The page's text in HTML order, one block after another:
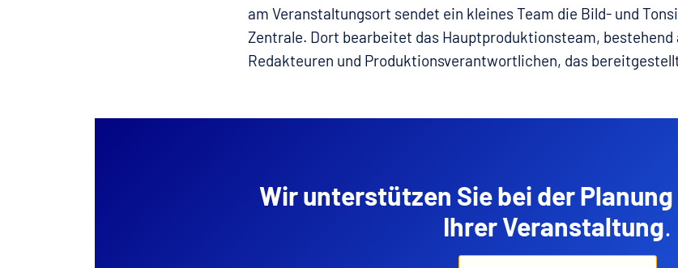
am Veranstaltungsort sendet ein kleines Team die Bild- und
Zentrale. Dort bearbeitet das Hauptproduktionsteam, bestehend
Redakteuren und Produktionsverantwortlichen, das
Wir unterstützen Sie bei der
Ihrer Veranstaltung.